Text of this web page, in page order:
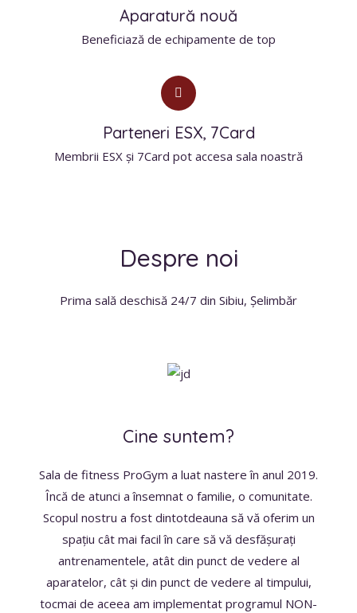
Aparatură nouă
Beneficiază de echipamente de top
Parteneri ESX, 7Card
Membrii ESX și 7Card pot accesa sala noastră
Despre noi
Prima sală deschisă 24/7 din Sibiu, Șelimbăr
Cine suntem?
Sala de fitness ProGym a luat nastere în anul 2019.
Încă de atunci a însemnat o familie, o comunitate.
Scopul nostru a fost dintotdeauna să vă oferim un
spațiu cât mai facil în care să vă desfășurați
antrenamentele, atât din punct de vedere al
aparatelor, cât și din punct de vedere al timpului,
tocmai de aceea am implementat programul NON-